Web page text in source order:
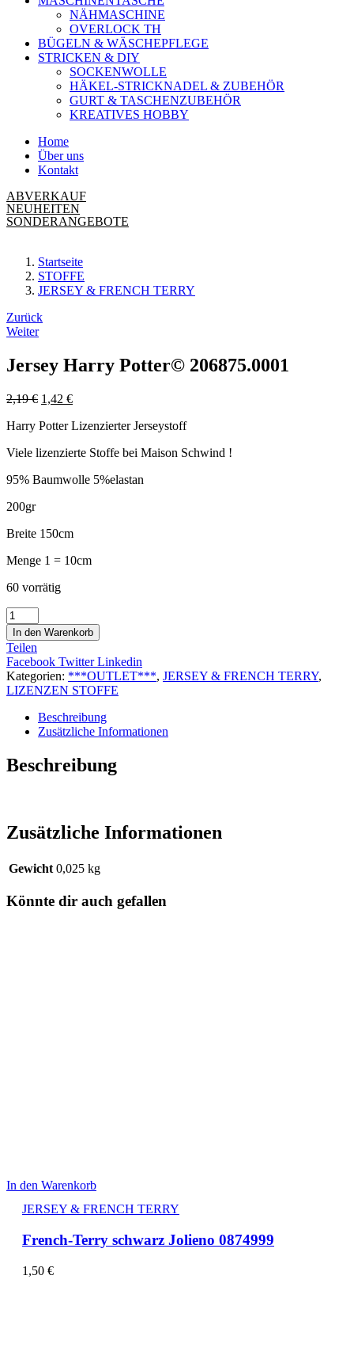
NÄHMASCHINE
OVERLOCK TH
BÜGELN & WÄSCHEPFLEGE
STRICKEN & DIY
SOCKENWOLLE
HÄKEL-STRICKNADEL & ZUBEHÖR
GURT & TASCHENZUBEHÖR
KREATIVES HOBBY
Home
Über uns
Kontakt
ABVERKAUF
NEUHEITEN
SONDERANGEBOTE
Startseite
STOFFE
JERSEY & FRENCH TERRY
Beitrags-
Navigation
Zurück
Weiter
Jersey Harry Potter© 206875.0001
2,19€ 1,42 €
Harry Potter Lizenzierter Jerseystoff
Viele lizenzierte Stoffe bei Maison Schwind !
95% Baumwolle 5%elastan
200gr
Breite 150cm
Menge 1 = 10cm
60 vorrätig
Jersey
Harry
Potter©
206875.0001
Menge
In den Warenkorb
Teilen
Facebook TwitterLinkedin
Kategorien: ***OUTLET***, JERSEY & FRENCH TERRY,
LIZENZEN STOFFE
Beschreibung
Zusätzliche Informationen
Beschreibung
Zusätzliche Informationen
Gewicht 0,025 kg
Könnte dir auch gefallen
In den Warenkorb
JERSEY & FRENCH TERRY
French-Terry schwarz Jolieno 0874999
1,50 €